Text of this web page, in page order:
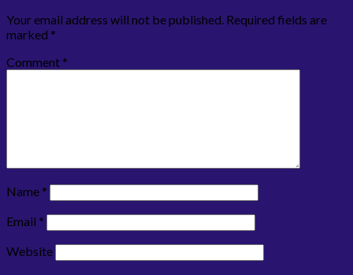
Your email address will not be published. Required fields are
marked *
Comment *
Name *
Email *
Website